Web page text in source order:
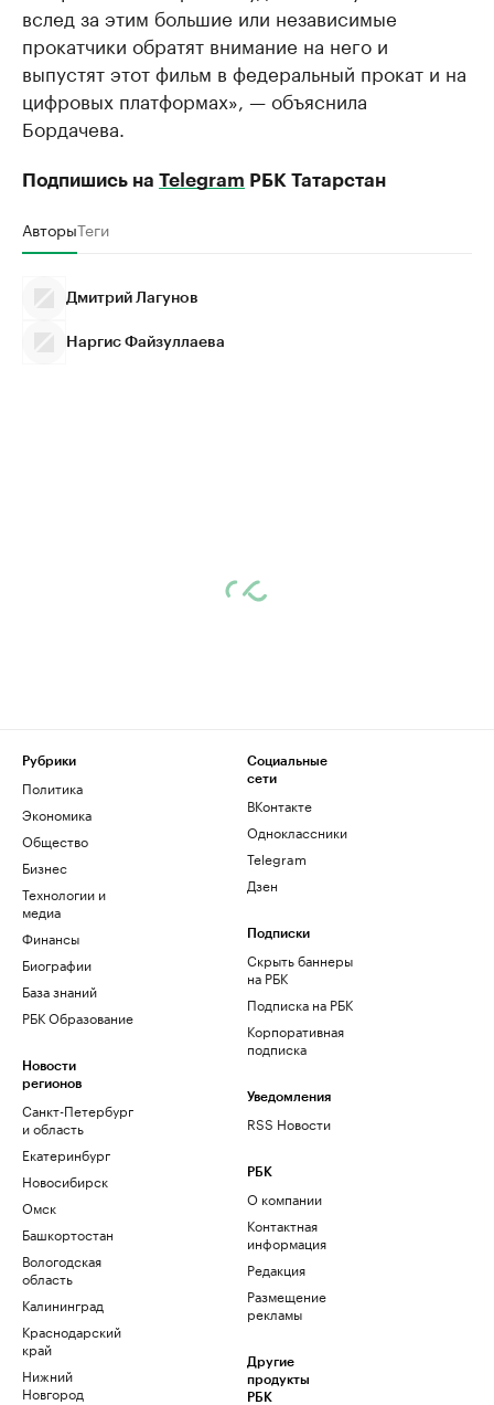
вслед за этим большие или независимые
прокатчики обратят внимание на него и
выпустят этот фильм в федеральный прокат и на
цифровых платформах», — объяснила
Бордачева.
Подпишись на Telegram РБК Татарстан
АвторыТеги
Дмитрий Лагунов
Наргис Файзуллаева
Рубрики
Политика
Экономика
Общество
Бизнес
Технологии и
медиа
Финансы
Биографии
База знаний
РБК Образование
Новости
регионов
Санкт-Петербург
и область
Екатеринбург
Новосибирск
Омск
Башкортостан
Вологодская
область
Калининград
Краснодарский
край
Нижний
Новгород
Социальные
сети
ВКонтакте
Одноклассники
Telegram
Дзен
Подписки
Скрыть баннеры
на РБК
Подписка на РБК
Корпоративная
подписка
Уведомления
RSS Новости
РБК
О компании
Контактная
информация
Редакция
Размещение
рекламы
Другие
продукты
РБК